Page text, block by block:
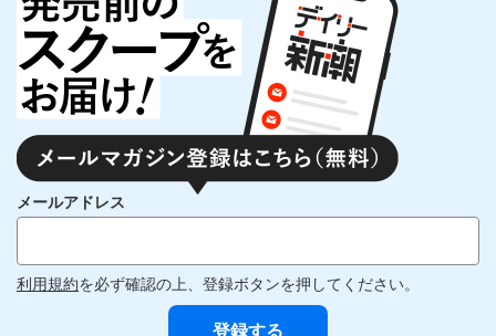
メールアドレス
利用規約を必ず確認の上、登録ボタンを押してください。